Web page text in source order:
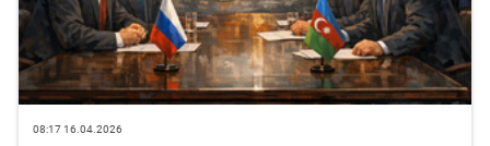
08:17 16.04.2026